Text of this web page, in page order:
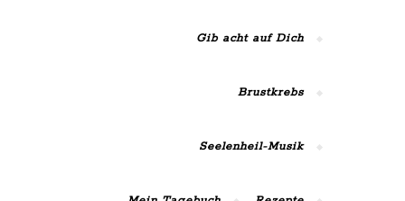
Gib acht auf Dich
Brustkrebs
Seelenheil-Musik